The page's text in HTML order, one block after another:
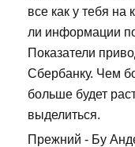
все как у тебя на
ли информации
Показатели
Сбербанку. Чем
больше будет
выделиться.
Прежний - Бу